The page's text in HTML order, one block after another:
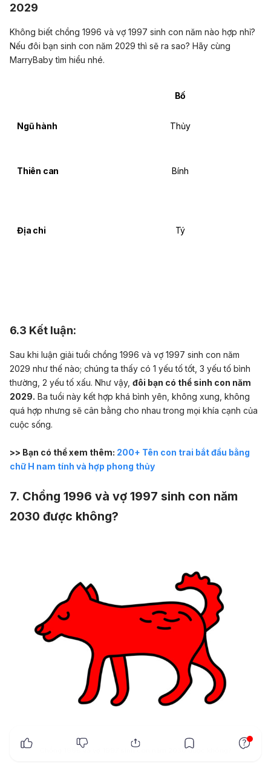
2029
Không biết chồng 1996 và vợ 1997 sinh con năm nào hợp nhỉ?
Nếu đôi bạn sinh con năm 2029 thì sẽ ra sao? Hãy cùng
MarryBaby tìm hiểu nhé.
Bố
Ngũ hành Thủy
Thiên can Bính
Địa chi Tý
6.3 Kết luận:
Sau khi luận giải tuổi chồng 1996 và vợ 1997 sinh con năm
2029 như thế nào; chúng ta thấy có 1 yếu tố tốt, 3 yếu tố bình
thường, 2 yếu tố xấu. Như vậy, đôi bạn có thể sinh con năm
2029. Ba tuổi này kết hợp khá bình yên, không xung, không
quá hợp nhưng sẽ cân bằng cho nhau trong mọi khía cạnh của
cuộc sống.
>> Bạn có thể xem thêm: 200+ Tên con trai bắt đầu bằng
chữ H nam tính và hợp phong thủy
7. Chồng 1996 và vợ 1997 sinh con năm
2030 được không?
Chồng 1996 và vợ 1997 sinh con năm 2030 được không?